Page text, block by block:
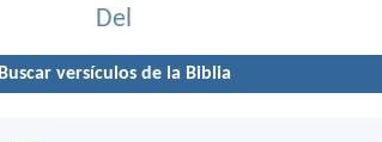
Del
Buscar versículos de la Biblia